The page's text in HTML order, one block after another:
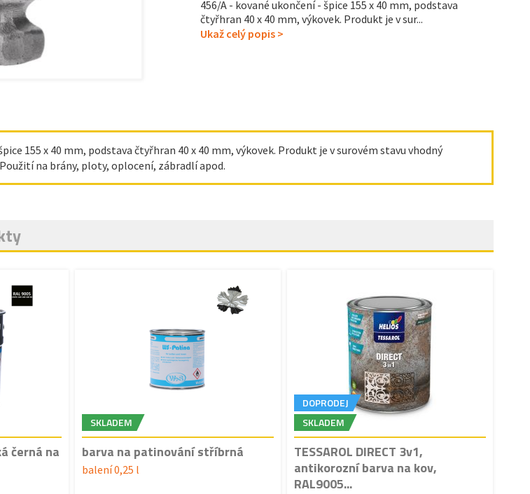
456/A - kované ukončení - špice 155 x 40 mm, podstava
čtyřhran 40 x 40 mm, výkovek. Produkt je v sur...
Ukaž celý popis >
155 x 40 mm, podstava čtyřhran 40 x 40 mm, výkovek. Produkt je v surovém stavu vhodný
na brány, ploty, oplocení, zábradlí apod.
černá na
SKLADEM
barva na patinování stříbrná
balení 0,25 l
DOPRODEJ
SKLADEM
TESSAROL DIRECT 3v1,
antikorozní barva na kov,
RAL9005...